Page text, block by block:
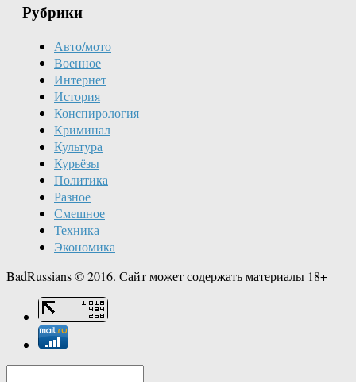
Рубрики
Авто/мото
Военное
Интернет
История
Конспирология
Криминал
Культура
Курьёзы
Политика
Разное
Смешное
Техника
Экономика
BadRussians © 2016. Сайт может содержать материалы 18+